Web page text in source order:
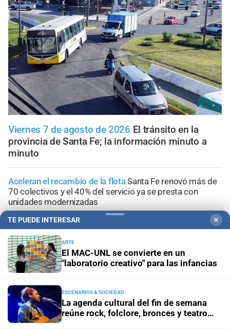
Viernes 7 de agosto de 2026 El tránsito en la
provincia de Santa Fe; la información minuto a
minuto
Aceleran el recambio de la flotaSanta Fe renovó más de
70 colectivos y el 40% del servicio ya se presta con
unidades modernizadas
PronósticoViernes con cielo despejado, frío por la
mañana y máxima de 16°C en la ciudad de Santa Fe
Ciudad capital "Batería" de pedidos desde el Concejo
Santa Fe
Ciudad de Santa FeVioleta Quiroz expresó su
preocupación por el proyecto de ley nacional
TE PUEDE INTERESAR ✕
ARTE
El MAC-UNL se convierte en un
"laboratorio creativo" para las infancias
ESCENARIOS & SOCIEDAD
La agenda cultural del fin de semana
reúne rock, folclore, bronces y teatro